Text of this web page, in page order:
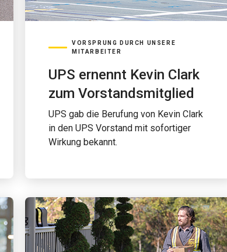
VORSPRUNG DURCH UNSERE
MITARBEITER
UPS ernennt Kevin Clark
zum Vorstandsmitglied
UPS gab die Berufung von Kevin Clark
in den UPS Vorstand mit sofortiger
Wirkung bekannt.